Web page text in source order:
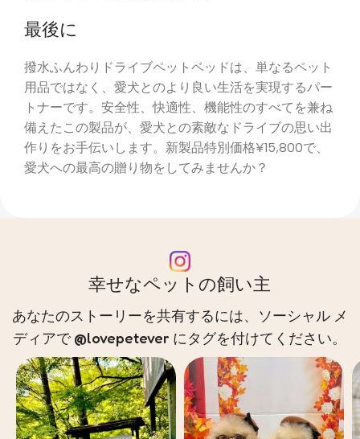
最後に
撥水ふんわりドライブペットベッドは、単なるペット
用品ではなく、愛犬とのより良い生活を実現するパー
トナーです。安全性、快適性、機能性のすべてを兼ね
備えたこの製品が、愛犬との素敵なドライブの思い出
作りをお手伝いします。新製品特別価格¥15,800で、
愛犬への最高の贈り物をしてみませんか？
幸せなペットの飼い主
あなたのストーリーを共有するには、ソーシャル メ
ディアで @lovepetever にタグを付けてください。